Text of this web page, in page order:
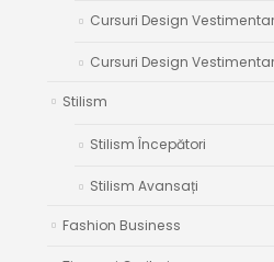
Cursuri Design
Cursuri Design
Stilism
Stilism Începători
Stilism Avansați
Fashion Business